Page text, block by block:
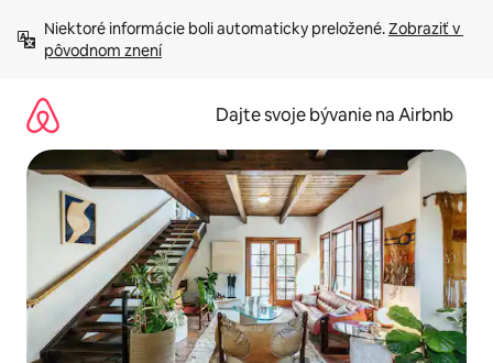
obsah.
Niektoré informácie boli automaticky preložené. Zobraziť v
pôvodnom znení
Dajte svoje bývanie na Airbnb